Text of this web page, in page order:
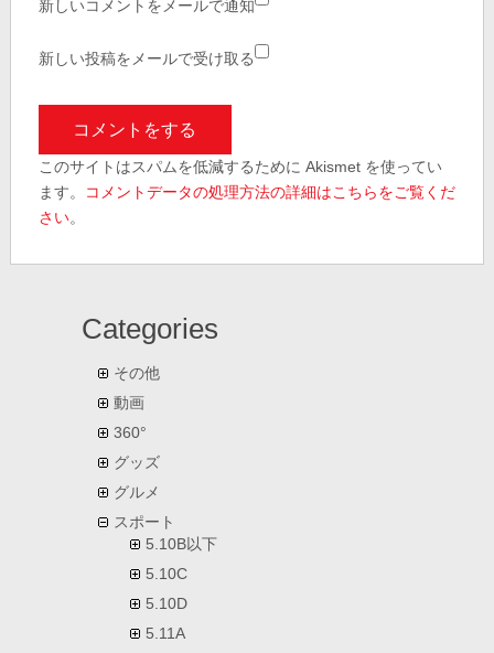
新しいコメントをメールで通知
新しい投稿をメールで受け取る
このサイトはスパムを低減するために Akismet を使ってい
ます。
コメントデータの処理方法の詳細はこちらをご覧くだ
さい。
Categories
その他
動画
360°
グッズ
グルメ
スポート
5.10B以下
5.10C
5.10D
5.11A